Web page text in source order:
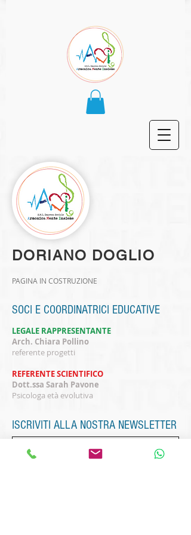
DORIANO DOGLIO
PAGINA IN COSTRUZIONE
SOCI E COORDINATRICI EDUCATIVE
LEGALE RAPPRESENTANTE
Arch. Chiara Pollino
referente progetti
REFERENTE SCIENTIFICO
Dott.ssa Sarah Pavone
Psicologa età evolutiva
ISCRIVITI ALLA NOSTRA NEWSLETTER